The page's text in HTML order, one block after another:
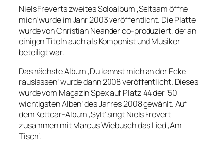
Niels Freverts zweites Soloalbum ‚Seltsam öffne
mich‘ wurde im Jahr 2003 veröffentlicht. Die Platte
wurde von Christian Neander co-produziert, der an
einigen Titeln auch als Komponist und Musiker
beteiligt war.
Das nächste Album ‚Du kannst mich an der Ecke
rauslassen‘ wurde dann 2008 veröffentlicht. Dieses
wurde vom Magazin Spex auf Platz 44 der ’50
wichtigsten Alben‘ des Jahres 2008 gewählt. Auf
dem Kettcar-Album ‚Sylt‘ singt Niels Frevert
zusammen mit Marcus Wiebusch das Lied ‚Am
Tisch‘.